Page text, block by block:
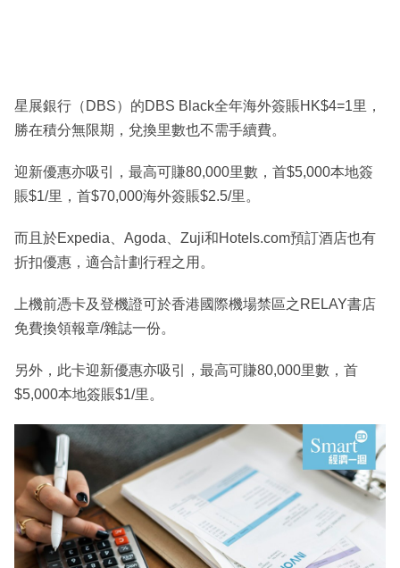
星展銀行（DBS）的DBS Black全年海外簽賬HK$4=1里，
勝在積分無限期，兌換里數也不需手續費。
迎新優惠亦吸引，最高可賺80,000里數，首$5,000本地簽
賬$1/里，首$70,000海外簽賬$2.5/里。
而且於Expedia、Agoda、Zuji和Hotels.com預訂酒店也有
折扣優惠，適合計劃行程之用。
上機前憑卡及登機證可於香港國際機場禁區之RELAY書店
免費換領報章/雜誌一份。
另外，此卡迎新優惠亦吸引，最高可賺80,000里數，首
$5,000本地簽賬$1/里。